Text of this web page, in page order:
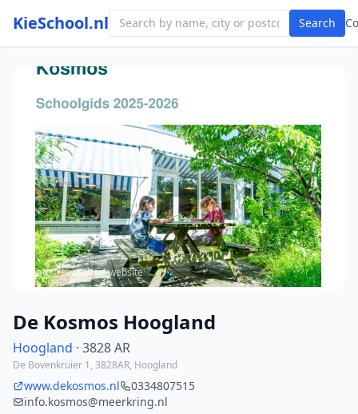
KieSchool.nl Search
Photo from school website
De Kosmos Hoogland
Hoogland · 3828 AR
De Bovenkruier 1, 3828AR, Hoogland
www.dekosmos.nl
0334807515
info.kosmos@meerkring.nl